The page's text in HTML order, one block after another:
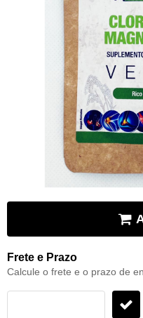
Frete e Prazo
Calcule o frete e o prazo de